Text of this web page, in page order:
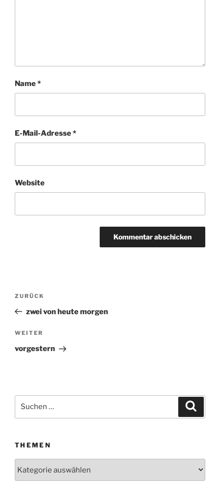
Name*
E-Mail-Adresse*
Website
Beitragsnavigation
Vorheriger
Beitrag
ZURÜCK
zwei von heute morgen
Nächster
Beitrag
WEITER
vorgestern
Suchen
THEMEN